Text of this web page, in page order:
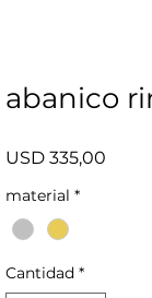
abanico
USD 335,00
material *
Cantidad *